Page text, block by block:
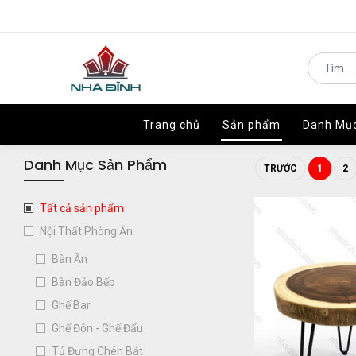
Trang chủ Sản phẩm Danh
Trang chủ Sản phẩm Danh
Danh Mục Sản Phẩm
Tất cả sản phẩm
Nội Thất Phòng Ăn
Bàn Ăn
Bàn Đảo Bếp
Ghế Bar
Ghế Đôn - Ghế Đẩu
Tủ Đựng Chén Bát
TRƯỚC 1 2